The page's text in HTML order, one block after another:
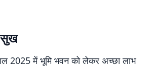
सुख
2025 में भूमि भवन को लेकर अच्छा लाभ